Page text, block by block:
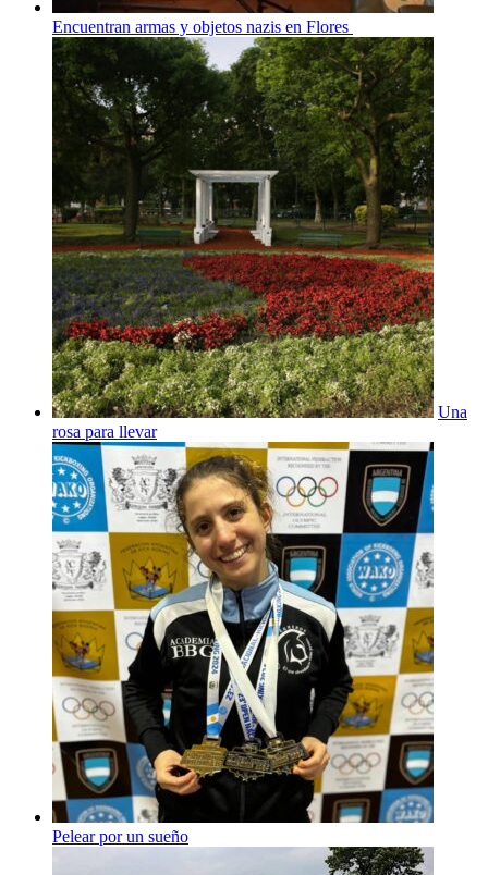
Encuentran armas y objetos nazis en Flores
Una
rosa para llevar
Pelear por un sueño